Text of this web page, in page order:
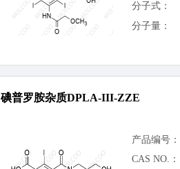
分子式：
分子量：
碘普罗胺杂质DPLA-III-ZZE
产品编号：
CAS NO.：